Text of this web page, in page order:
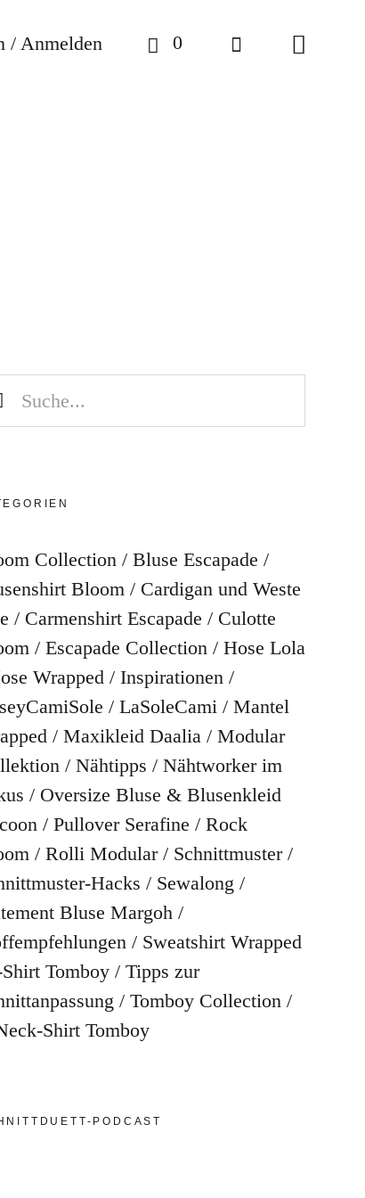
/ Anmelden 0
Collection
Bluse Escapade
Bloom
Cardigan und Weste
Carmenshirt Escapade
Culotte
Escapade Collection
Hose Lola
Wrapped
Inspirationen
LaSoleCami
Mantel
Maxikleid Daalia
Modular
Nähtipps
Nähtworker im
Oversize Bluse & Blusenkleid
Pullover Serafine
Rock
Rolli Modular
Schnittmuster
Hacks
Sewalong
Bluse Margoh
Sweatshirt Wrapped
Tomboy
Tipps zur
Tomboy Collection
Shirt Tomboy
PODCAST